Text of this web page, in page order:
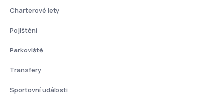
Charterové lety
Pojištění
Parkoviště
Transfery
Sportovní události